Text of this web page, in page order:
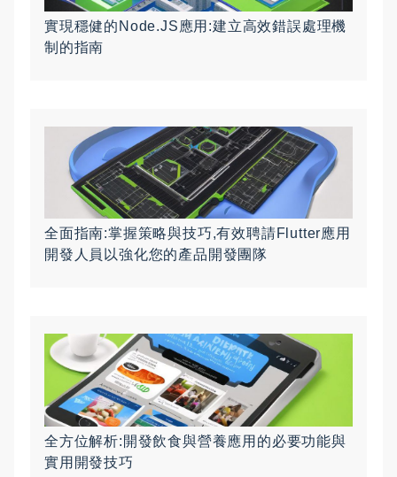
實現穩健的Node.JS應用:建立高效錯誤處理機
制的指南
全面指南:掌握策略與技巧,有效聘請Flutter應用
開發人員以強化您的產品開發團隊
全方位解析:開發飲食與營養應用的必要功能與
實用開發技巧